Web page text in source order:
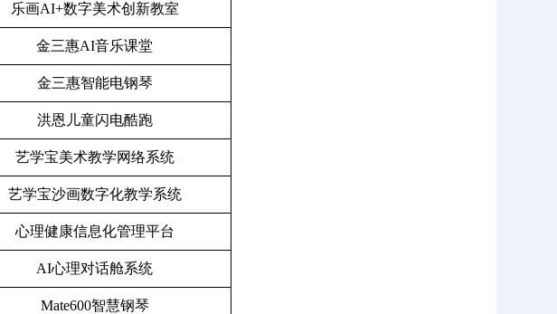
乐画AI+数字美术创新教室
金三惠AI音乐课堂
金三惠智能电钢琴
洪恩儿童闪电酷跑
艺学宝美术教学网络系统
艺学宝沙画数字化教学系统
心理健康信息化管理平台
AI心理对话舱系统
Mate600智慧钢琴